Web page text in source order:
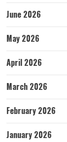
June 2026
May 2026
April 2026
March 2026
February 2026
January 2026